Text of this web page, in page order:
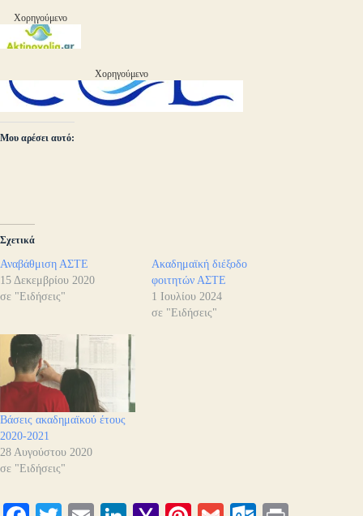
Χορηγούμενο
Χορηγούμενο
Μου αρέσει αυτό:
Σχετικά
Αναβάθμιση ΑΣΤΕ
15 Δεκεμβρίου 2020
σε "Ειδήσεις"
Ακαδημαϊκή διέξοδο
φοιτητών ΑΣΤΕ
1 Ιουλίου 2024
σε "Ειδήσεις"
Βάσεις ακαδημαϊκού έτους
2020-2021
28 Αυγούστου 2020
σε "Ειδήσεις"